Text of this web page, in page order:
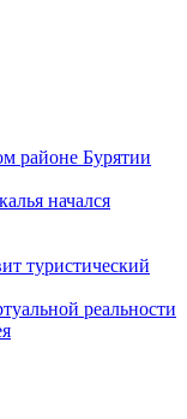
районе Бурятии
начался
туристический
реальности